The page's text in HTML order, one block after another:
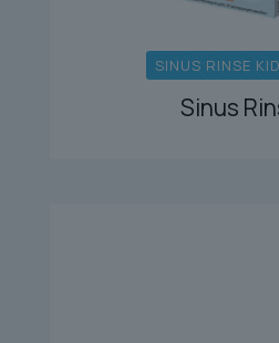
SINUS RINSE
Sinus